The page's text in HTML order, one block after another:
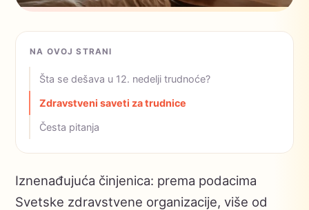
NA OVOJ STRANI
Šta se dešava u 12. nedelji trudnoće?
Zdravstveni saveti za trudnice
Česta pitanja
Iznenađujuća činjenica: prema podacima
Svetske zdravstvene organizacije, više od